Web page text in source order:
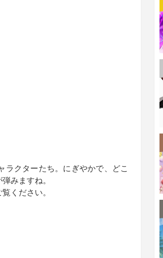
ラクターたち。にぎやかで、どこ
みますね。
ください。